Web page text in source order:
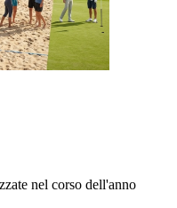
nel corso dell'anno